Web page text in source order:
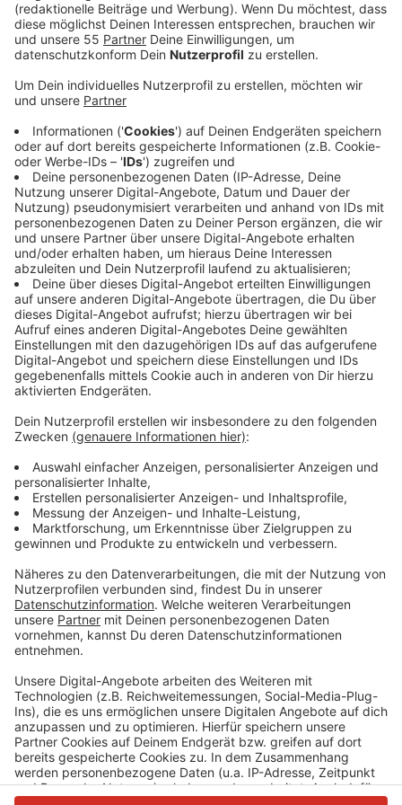
Feuerwehr konnte den Brand löschen.
Veröffentlicht:Montag, 28.09.2020 17:47
Anzeige
Allerdings entstanden am Haus daneben bis zu 60.000
Euro Sachschaden durch den starken Rauch. Nach
einer Untersuchung durch die Kripo, geht die Polizei
davon aus, dass der Brand an einem Quad gelegt
worden war, das im Carport untergebracht war. Ein
technischer Defekt sei ausgeschlossen, man gehe von
Brandstiftung aus. Die Polizei sucht jetzt Zeugen die
gestern abend kurz vor 18 Uhr etwas Verdächtiges auf
der Johannes-Flintrop-Straße gesehen haben.
Auch in Heiligenhaus sucht die Polizei nach einem
Brand in einer Lagerhalle Zeugen und bittet um
Hinweise. In der letzten Nacht hat es in einer
Lagerhalle an der Otto-Hahn-Straße gebrannt. Davor
habe es einen gewaltsamen Einbruch gegeben, heißt
es von der Polizei. Um kurz vor 3 habe eine Anwohnerin
die Feuerwehr gerufen. Brandexperten hatten dann
festgestellt, dass auch ein Rolltor der Lagerhalle
gewaltsam aufgebrochen worden war. Sie gehen von
Brandstiftung aus. Der Schaden wird auf mindestens
150.000 Euro geschätzt.
Anzeige
Anzeige